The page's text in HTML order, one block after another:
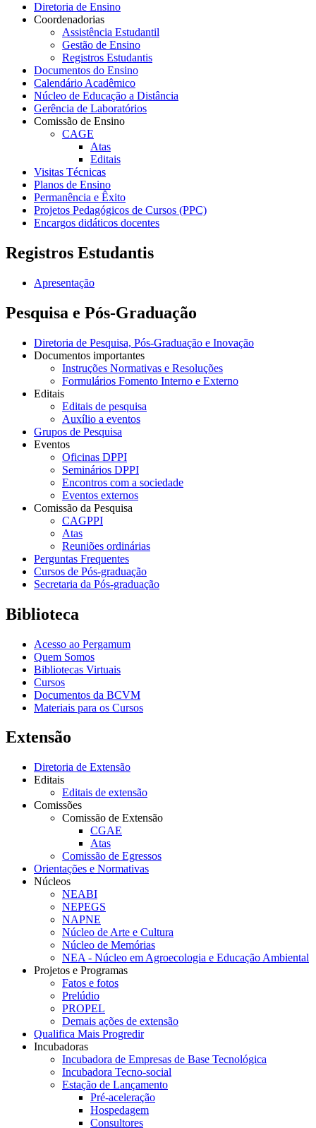
Diretoria de Ensino
Coordenadorias
Assistência Estudantil
Gestão de Ensino
Registros Estudantis
Documentos do Ensino
Calendário Acadêmico
Núcleo de Educação a Distância
Gerência de Laboratórios
Comissão de Ensino
CAGE
Atas
Editais
Visitas Técnicas
Planos de Ensino
Permanência e Êxito
Projetos Pedagógicos de Cursos (PPC)
Encargos didáticos docentes
Registros Estudantis
Apresentação
Pesquisa e Pós-Graduação
Diretoria de Pesquisa, Pós-Graduação e Inovação
Documentos importantes
Instruções Normativas e Resoluções
Formulários Fomento Interno e Externo
Editais
Editais de pesquisa
Auxílio a eventos
Grupos de Pesquisa
Eventos
Oficinas DPPI
Seminários DPPI
Encontros com a sociedade
Eventos externos
Comissão da Pesquisa
CAGPPI
Atas
Reuniões ordinárias
Perguntas Frequentes
Cursos de Pós-graduação
Secretaria da Pós-graduação
Biblioteca
Acesso ao Pergamum
Quem Somos
Bibliotecas Virtuais
Cursos
Documentos da BCVM
Materiais para os Cursos
Extensão
Diretoria de Extensão
Editais
Editais de extensão
Comissões
Comissão de Extensão
CGAE
Atas
Comissão de Egressos
Orientações e Normativas
Núcleos
NEABI
NEPEGS
NAPNE
Núcleo de Arte e Cultura
Núcleo de Memórias
NEA - Núcleo em Agroecologia e Educação Ambiental
Projetos e Programas
Fatos e fotos
Prelúdio
PROPEL
Demais ações de extensão
Qualifica Mais Progredir
Incubadoras
Incubadora de Empresas de Base Tecnológica
Incubadora Tecno-social
Estação de Lançamento
Pré-aceleração
Hospedagem
Consultores